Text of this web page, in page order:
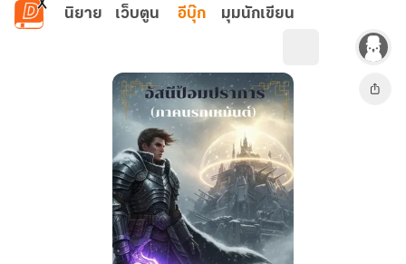
ข้ามไปยังเนื้อหาหลัก
นิยาย เว็บตูน อีบุ๊ก มุมนักเขียน